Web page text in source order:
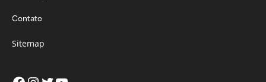
Contato
Sitemap